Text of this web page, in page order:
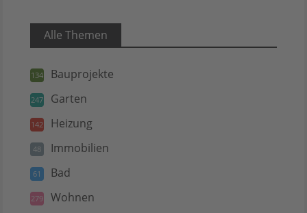
Alle Themen
134 Bauprojekte
247 Garten
142 Heizung
48 Immobilien
61 Bad
279 Wohnen